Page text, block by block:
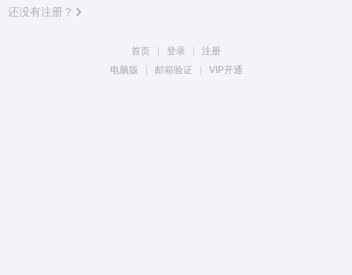
还没有注册？
首页 登录
注册
电脑版
邮箱验证 VIP开通